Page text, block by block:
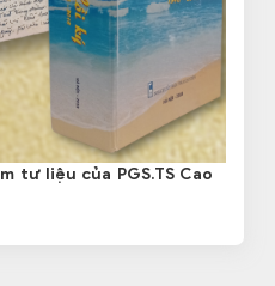
tư liệu của PGS.TS Cao